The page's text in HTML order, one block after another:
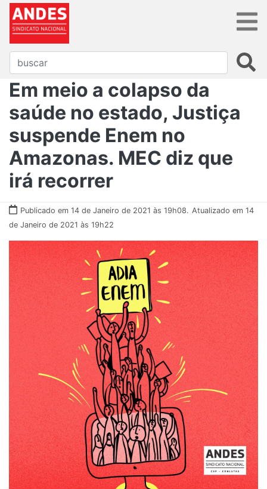
Em meio a colapso da
saúde no estado, Justiça
suspende Enem no
Amazonas. MEC diz que
irá recorrer
Publicado em 14 de Janeiro de 2021 às 19h08. Atualizado em 14
de Janeiro de 2021 às 19h22